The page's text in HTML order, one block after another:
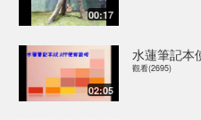
00:17
02:05
水蓮筆記本
觀看(2695)